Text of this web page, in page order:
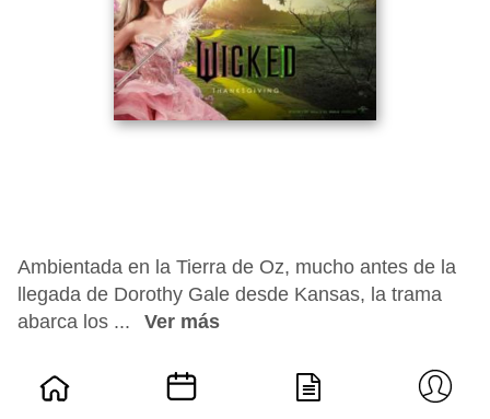
Ambientada en la Tierra de Oz, mucho antes de la
llegada de Dorothy Gale desde Kansas, la trama
abarca los ...
Ver más